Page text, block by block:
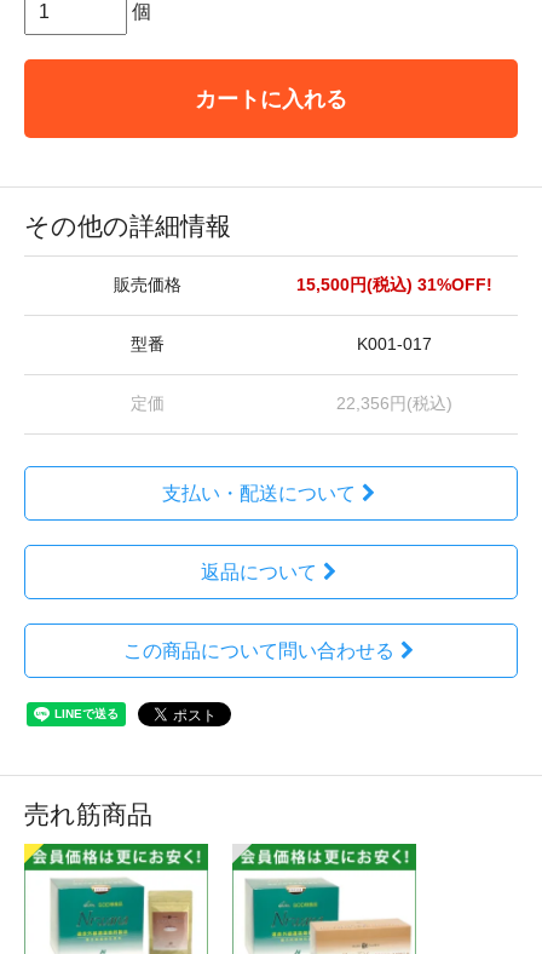
個
カートに入れる
その他の詳細情報
販売価格 15,500円(税込) 31%OFF!
型番 K001-017
定価 22,356円(税込)
支払い・配送について
返品について
この商品について問い合わせる
売れ筋商品